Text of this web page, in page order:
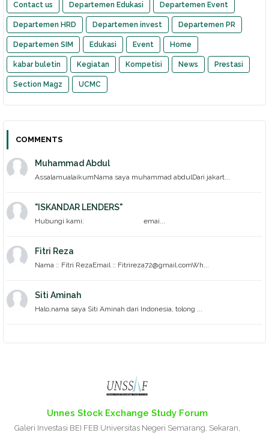
Contact us Departemen Edukasi Departemen Event
Departemen HRD Departemen invest Departemen PR
Departemen SIM Edukasi Event Home
kabar buletin Kegiatan Kompetisi News Prestasi
Section Magz UCMC
COMMENTS
Muhammad Abdul
AssalamualaikumNama saya muhammad abdulDari jakart...
"ISKANDAR LENDERS"
Hubungi kami: emai...
Fitri Reza
Nama :: Fitri RezaEmail :: Fitrireza72@gmail.comWh...
Siti Aminah
Halo,nama saya Siti Aminah dari Indonesia, tolong ...
Unnes Stock Exchange Study Forum
Galeri Investasi BEI FEB Universitas Negeri Semarang, Sekaran,